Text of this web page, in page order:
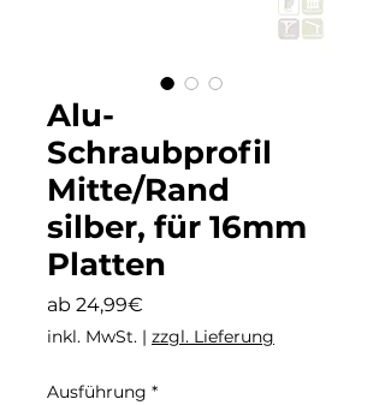
Alu-
Schraubprofil
Mitte/Rand
silber, für 16mm
Platten
ab 24,99€
Preis
inkl. MwSt. | zzgl. Lieferung
Ausführung *